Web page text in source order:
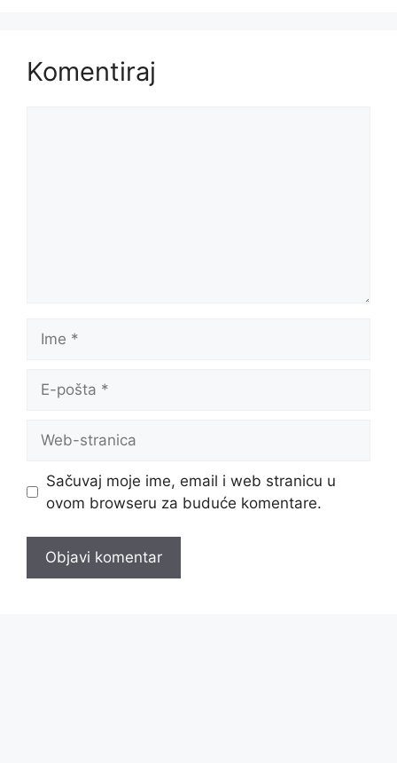
Komentiraj
pošta
stranica
Sačuvaj moje ime, email i web stranicu u
ovom browseru za buduće komentare.